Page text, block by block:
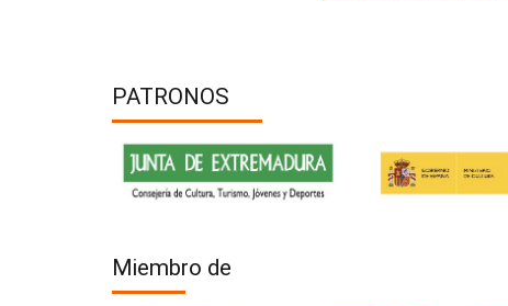
PATRONOS
Miembro de